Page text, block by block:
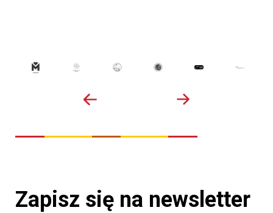
Zapisz się na newsletter